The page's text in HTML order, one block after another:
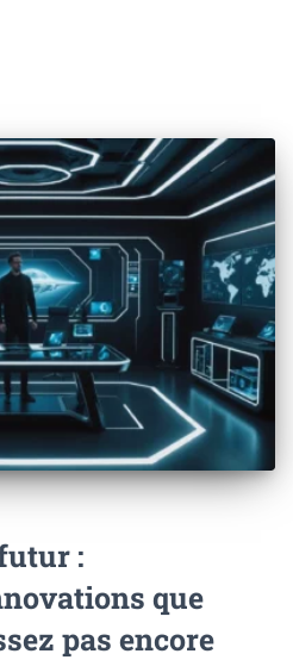
:
que
pas encore